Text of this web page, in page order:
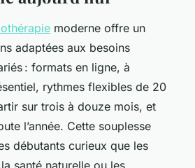
moderne offre un
adaptées aux besoins
: formats en ligne, à
rythmes flexibles de 20
sur trois à douze mois, et
l’année. Cette souplesse
débutants curieux que les
santé naturelle ou les